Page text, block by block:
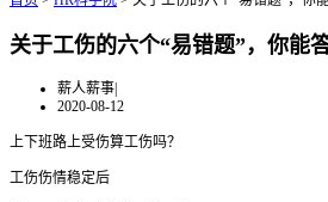
关于工伤的六个“易错题”，你能
薪人薪事|
2020-08-12
上下班路上受伤算工伤吗？
工伤伤情稳定后